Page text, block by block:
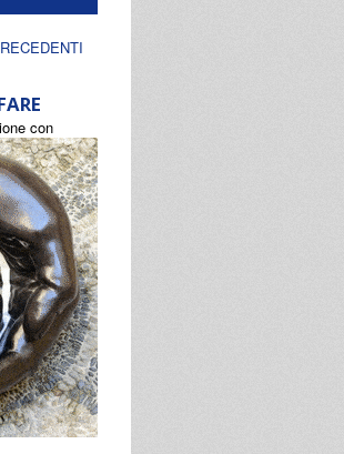
con